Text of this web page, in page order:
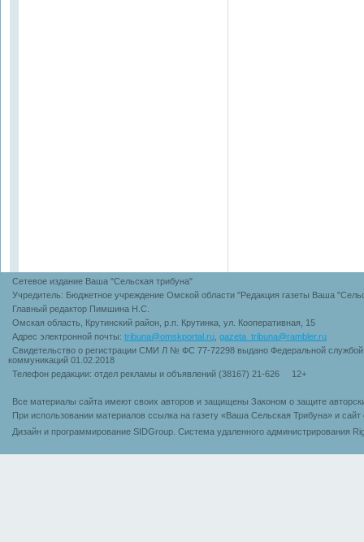
Сетевое издание Ваша "Сельская трибуна"
Учредитель: Бюджетное учреждение Омской области "Редакция газеты Ваша
Главный редактор Пимшина Н.С.
Омская область, Крутинский район, р.п. Крутинка, ул. Кооперативная, 15
Адрес электронной почты: tribuna@omskportal.ru gazeta_tribuna@rambler.ru
Свидетельство о регистрации СМИ Л № ФС 77-72298 выдано Федеральной
коммуникаций 01.02.2018
Телефон редакции: отдел рекламы и объявлений (38167) 21-626 12+
Все материалы сайта имеют своих авторов и защищены Законом о защите
При использовании материалов ссылка на газету «Ваша Сельская Трибуна» и сайт
Дизайн и программирование SIDGroup. Cистема удаленного администрирования